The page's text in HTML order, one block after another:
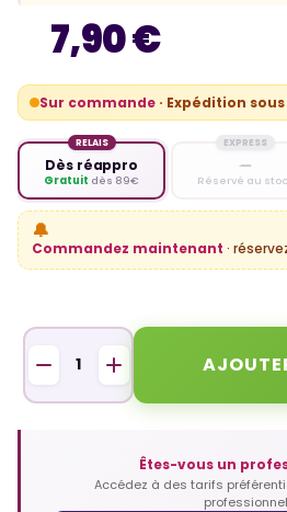
7,90 €
Sur commande · Expédition
RELAIS
Dès réappro
Gratuit dès 89€
EXPRESS
—
Réservé au
🔔
Commandez maintenant ·
Êtes-vous un
Accédez à des tarifs